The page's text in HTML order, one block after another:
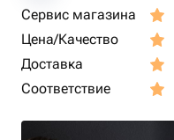
Сервис магазина
Цена/Качество
Доставка
Соответствие